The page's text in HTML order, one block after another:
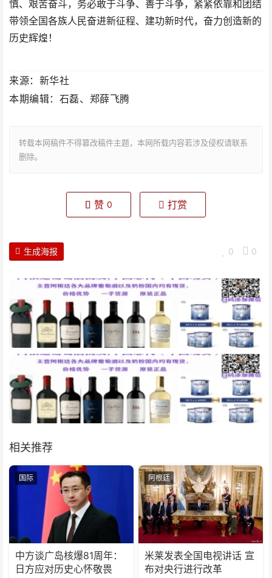
慎、艰苦奋斗，务必敢于斗争、善于斗争，紧紧依靠和团结
带领全国各族人民奋进新征程、建功新时代，奋力创造新的
历史辉煌！
来源：新华社
本期编辑：石磊、郑薛飞腾
转载本网稿件不得篡改稿件主题，本网所载内容若涉及侵权请联系
删除。
赞 0 打赏
0 0
生成海报
相关推荐
国际
中方谈广岛核爆81周年：
日方应对历史心怀敬畏
阿根廷
米莱发表全国电视讲话 宣
布对央行进行改革